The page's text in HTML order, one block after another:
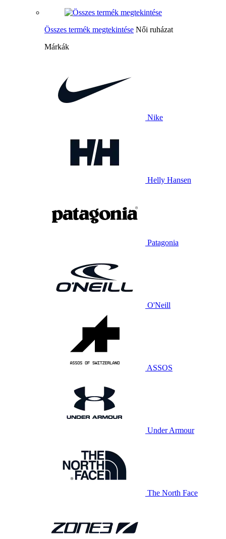
Összes termék megtekintése Női ruházat
Márkák
Nike
Helly Hansen
Patagonia
O'Neill
ASSOS
Under Armour
The North Face